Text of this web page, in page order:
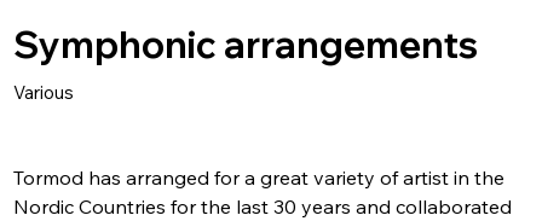
Various
Symphonic arrangements
Tormod has arranged for a great variety of artist in the
Nordic Countries for the last 30 years and collaborated